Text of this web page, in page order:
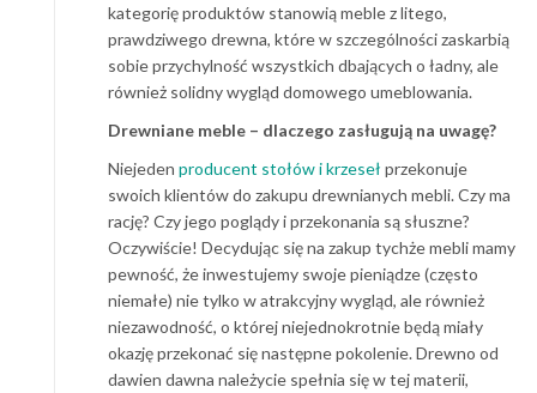
kategorię produktów stanowią meble z litego,
prawdziwego drewna, które w szczególności zaskarbią
sobie przychylność wszystkich dbających o ładny, ale
również solidny wygląd domowego umeblowania.
Drewniane meble – dlaczego zasługują na uwagę?
Niejeden producent stołów i krzeseł przekonuje
swoich klientów do zakupu drewnianych mebli. Czy ma
rację? Czy jego poglądy i przekonania są słuszne?
Oczywiście! Decydując się na zakup tychże mebli mamy
pewność, że inwestujemy swoje pieniądze (często
niemałe) nie tylko w atrakcyjny wygląd, ale również
niezawodność, o której niejednokrotnie będą miały
okazję przekonać się następne pokolenie. Drewno od
dawien dawna należycie spełnia się w tej materii,